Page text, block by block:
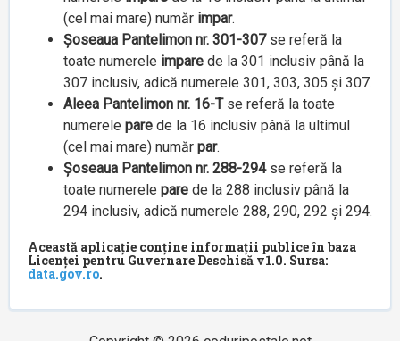
(cel mai mare) număr impar.
Șoseaua Pantelimon nr. 301-307se referă la
toate numerele impare de la 301 inclusiv până la
307 inclusiv, adică numerele 301, 303, 305 și 307.
Aleea Pantelimon nr. 16-Tse referă la toate
numerele pare de la 16 inclusiv până la ultimul
(cel mai mare) număr par.
Șoseaua Pantelimon nr. 288-294se referă la
toate numerele pare de la 288 inclusiv până la
294 inclusiv, adică numerele 288, 290, 292 și 294.
Această aplicație conține informații publice în baza
Licenței pentru Guvernare Deschisă v1.0. Sursa:
data.gov.ro.